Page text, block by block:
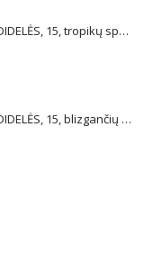
Plus Plus konstruktorius DIDELĖS, 15, tropikų spalvos
Plus Plus konstruktorius DIDELĖS, 15, blizgančių spalvų